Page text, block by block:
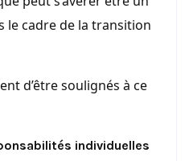
le cadre de la transition
d’être soulignés à ce
individuelles